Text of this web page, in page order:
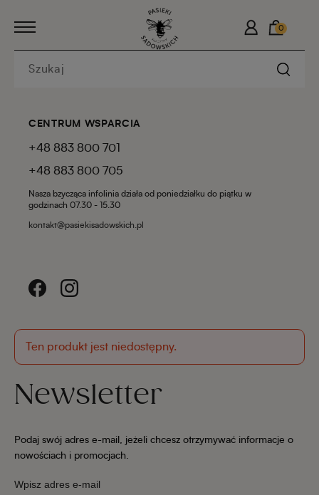
0
CENTRUM WSPARCIA
+48 883 800 701
+48 883 800 705
Nasza bzycząca infolinia działa od poniedziałku do piątku w
godzinach 07.30 - 15.30
kontakt@pasiekisadowskich.pl
Ten produkt jest niedostępny.
Newsletter
Podaj swój adres e-mail, jeżeli chcesz otrzymywać informacje o
nowościach i promocjach.